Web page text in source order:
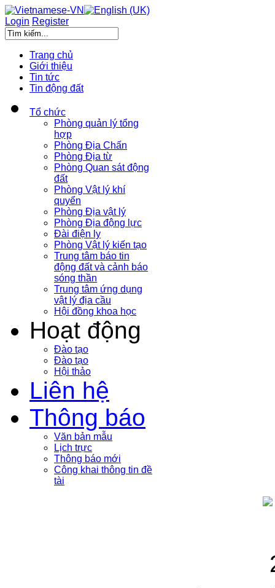
Login Register
Trang chủ
Giới thiệu
Tin tức
Tin động đất
Tổ chức
Phòng quản lý tổng
hợp
Phòng Địa Chấn
Phòng Địa từ
Phòng Quan sát động
đất
Phòng Vật lý khí
quyển
Phòng Địa vật lý
Phòng Địa động lực
Đài điện ly
Phòng Vật lý kiến tạo
Trung tâm báo tin
động đất và cảnh báo
sóng thần
Trung tâm ứng dụng
vật lý địa cầu
Hội đồng khoa học
Hoạt động
Đào tạo
Đào tạo
Hội thảo
Liên hệ
Thông báo
Văn bản mẫu
Lịch trực
Thông báo mới
Công khai thông tin đề
tài